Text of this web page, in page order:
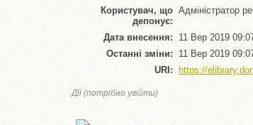
Користувач, що
депонує:
Адміністратор
Дата внесення: 11 Вер 2019
Останні зміни: 11 Вер 2019
URI:
https://
Дії (потрібно увійти)